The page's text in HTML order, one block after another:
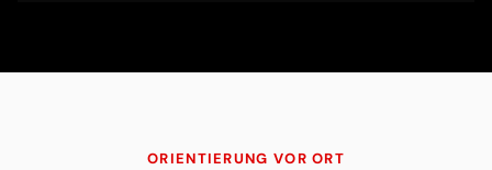
ORIENTIERUNG VOR ORT